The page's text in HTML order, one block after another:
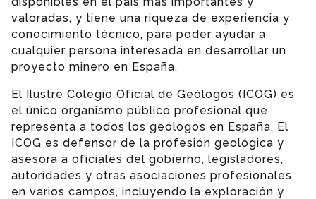
valoradas, y tiene una riqueza de experiencia y
conocimiento técnico, para poder ayudar a
cualquier persona interesada en desarrollar un
proyecto minero en España.
El Ilustre Colegio Oficial de Geólogos (ICOG) es
el único organismo público profesional que
representa a todos los geólogos en España. El
ICOG es defensor de la profesión geológica y
asesora a oficiales del gobierno, legisladores,
autoridades y otras asociaciones profesionales
en varios campos, incluyendo la exploración y